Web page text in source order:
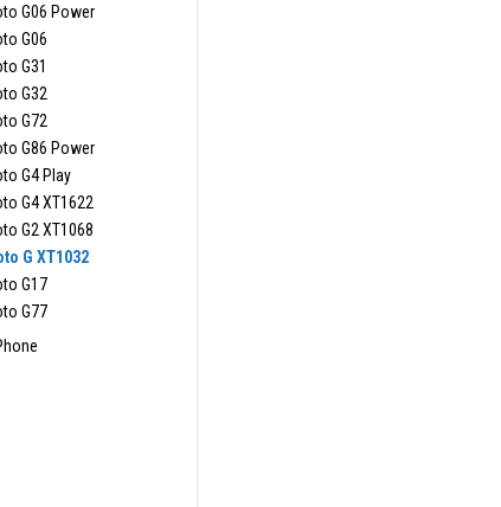
G06 Power
G06
G31
G32
G72
G86 Power
G4 Play
G4 XT1622
G2 XT1068
G XT1032
G17
G77